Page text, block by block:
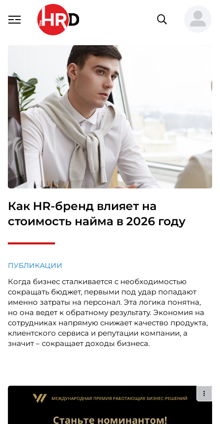
Как HR-бренд влияет на
стоимость найма в 2026 году
ПУБЛИКАЦИИ
Когда бизнес сталкивается с необходимостью
сокращать бюджет, первыми под удар попадают
именно затраты на персонал. Эта логика понятна,
но она ведет к обратному результату. Экономия на
сотрудниках напрямую снижает качество продукта,
клиентского сервиса и репутации компании, а
значит – сокращает доходы бизнеса.